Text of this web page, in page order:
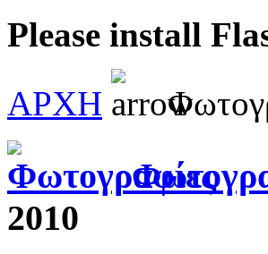
Please install
ΑΡΧΗ
2010